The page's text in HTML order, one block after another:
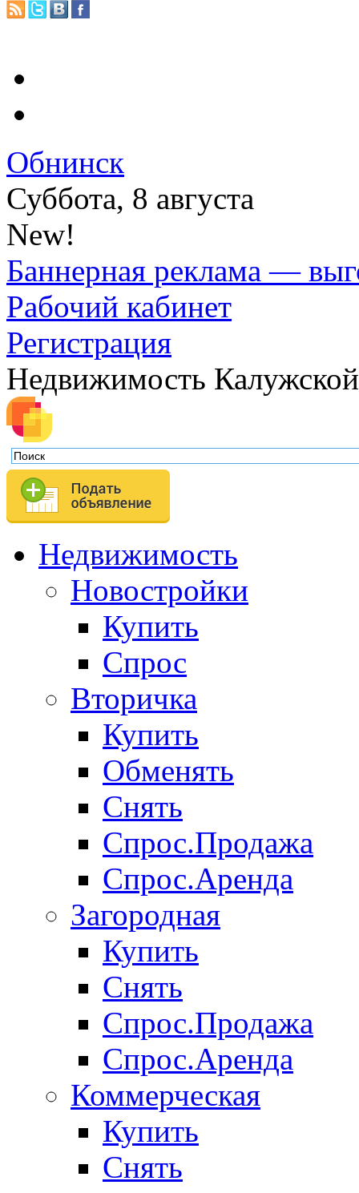
Обнинск
Суббота, 8 августа
New!
Баннерная реклама —
Рабочий кабинет
Регистрация
Недвижимость
Недвижимость
Новостройки
Купить
Спрос
Вторичка
Купить
Обменять
Снять
Спрос.Продажа
Спрос.Аренда
Загородная
Купить
Снять
Спрос.Продажа
Спрос.Аренда
Коммерческая
Купить
Снять